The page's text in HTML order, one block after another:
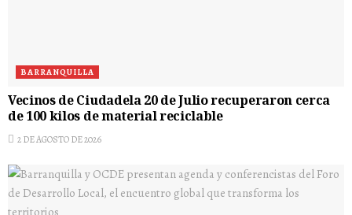
BARRANQUILLA
Vecinos de Ciudadela 20 de Julio recuperaron cerca
de 100 kilos de material reciclable
2 DE AGOSTO DE 2026